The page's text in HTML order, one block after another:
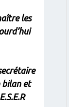
les
bilan et